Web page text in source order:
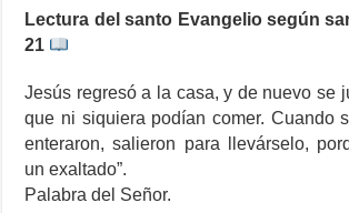
Lectura del santo Evangelio según
21
Jesús regresó a la casa, y de nuevo se
que ni siquiera podían comer. Cuando
enteraron, salieron para llevárselo,
un exaltado”.
Palabra del Señor.